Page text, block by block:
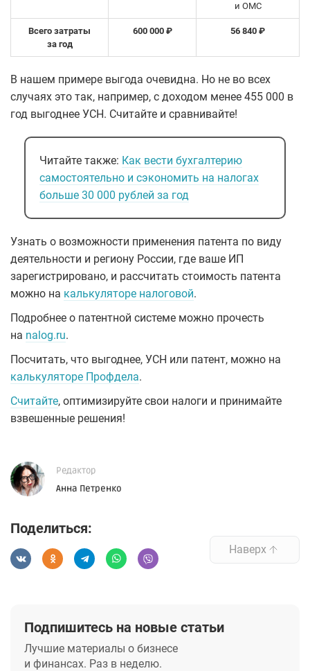
и ОМС
Всего затраты
за год
600 000 ₽ 56 840 ₽
В нашем примере выгода очевидна. Но не во всех
случаях это так, например, с доходом менее 455 000 в
год выгоднее УСН. Считайте и сравнивайте!
Читайте также: Как вести бухгалтерию
самостоятельно и сэкономить на налогах
больше 30 000 рублей за год
Узнать о возможности применения патента по виду
деятельности и региону России, где ваше ИП
зарегистрировано, и рассчитать стоимость патента
можно на калькуляторе налоговой.
Подробнее о патентной системе можно прочесть
на nalog.ru.
Посчитать, что выгоднее, УСН или патент, можно на
калькуляторе Профдела.
Считайте, оптимизируйте свои налоги и принимайте
взвешенные решения!
Редактор
Анна Петренко
Поделиться:
Наверх
Подпишитесь на новые статьи
Лучшие материалы о бизнесе
и финансах. Раз в неделю.